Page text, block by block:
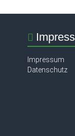
Impressum
Datenschutz